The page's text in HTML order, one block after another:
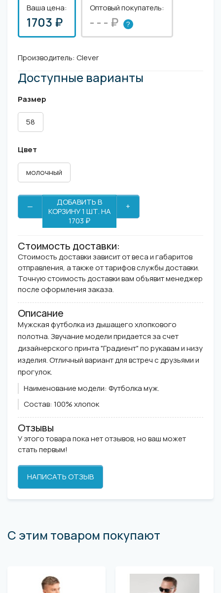
Оптовый покупатель:
- - - ₽ ?
Ваша цена:
1703 ₽
Производитель: Clever
Доступные варианты
Размер
58
Цвет
молочный
—
ДОБАВИТЬ В
КОРЗИНУ 1 ШТ. НА
1703 ₽
+
Стоимость доставки:
Стоимость доставки зависит от веса и габаритов
отправления, а также от тарифов службы доставки.
Точную стоимость доставки вам объявит менеджер
после оформления заказа.
Описание
Мужская футболка из дышащего хлопкового
полотна. Звучание модели придается за счет
дизайнерского принта "Градиент" по рукавам и низу
изделия. Отличный вариант для встреч с друзьями и
прогулок.
Наименование модели: Футболка муж.
Состав: 100% хлопок
Отзывы
У этого товара пока нет отзывов, но ваш может
стать первым!
НАПИСАТЬ ОТЗЫВ
С этим товаром покупают